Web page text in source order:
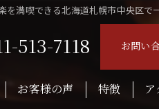
を満喫できる北海道札幌市中央区で
513-7118 お問い
お客様の声 特徴 ア